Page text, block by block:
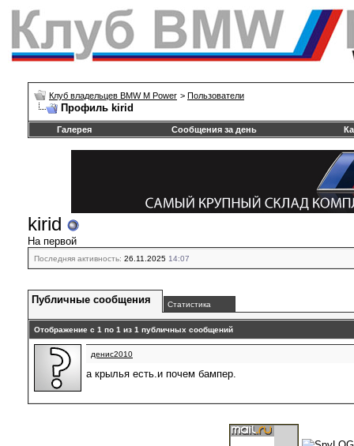
Клуб владельцев BMW M Power > Пользователи
Профиль kirid
Галерея Сообщения за день
kirid
На первой
Последняя активность: 26.11.2025 14:07
Публичные сообщения Статистика
Отображение с 1 по 1 из 1 публичных сообщений
денис2010
а крылья есть.и почем бампер.